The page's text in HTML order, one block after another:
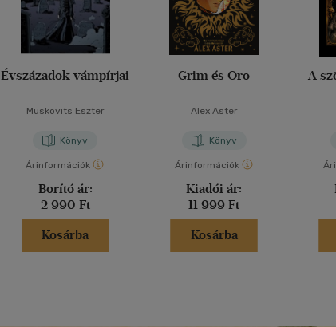
Évszázadok vámpírjai
Muskovits Eszter
Könyv
Árinformációk
Borító ár:
2 990 Ft
Kosárba
Grim és Oro
Alex Aster
Könyv
Árinformációk
Kiadói ár:
11 999 Ft
Kosárba
A